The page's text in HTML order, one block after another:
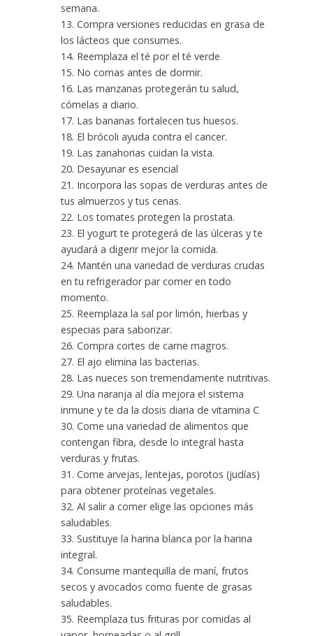
semana.
13. Compra versiones reducidas en grasa de
los lácteos que consumes.
14. Reemplaza el té por el té verde
15. No comas antes de dormir.
16. Las manzanas protegerán tu salud,
cómelas a diario.
17. Las bananas fortalecen tus huesos.
18. El brócoli ayuda contra el cancer.
19. Las zanahorias cuidan la vista.
20. Desayunar es esencial
21. Incorpora las sopas de verduras antes de
tus almuerzos y tus cenas.
22. Los tomates protegen la prostata.
23. El yogurt te protegerá de las úlceras y te
ayudará a digerir mejor la comida.
24. Mantén una variedad de verduras crudas
en tu refrigerador par comer en todo
momento.
25. Reemplaza la sal por limón, hierbas y
especias para saborizar.
26. Compra cortes de carne magros.
27. El ajo elimina las bacterias.
28. Las nueces son tremendamente nutritivas.
29. Una naranja al día mejora el sistema
inmune y te da la dosis diaria de vitamina C
30. Come una variedad de alimentos que
contengan fibra, desde lo integral hasta
verduras y frutas.
31. Come arvejas, lentejas, porotos (judías)
para obtener proteínas vegetales.
32. Al salir a comer elige las opciones más
saludables.
33. Sustituye la harina blanca por la harina
integral.
34. Consume mantequilla de maní, frutos
secos y avocados como fuente de grasas
saludables.
35. Reemplaza tus frituras por comidas al